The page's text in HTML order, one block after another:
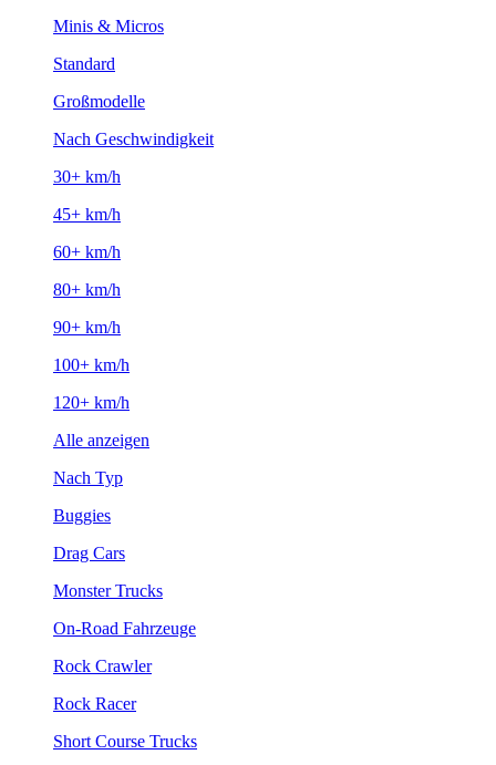
Minis & Micros
Standard
Großmodelle
Nach Geschwindigkeit
30+ km/h
45+ km/h
60+ km/h
80+ km/h
90+ km/h
100+ km/h
120+ km/h
Alle anzeigen
Nach Typ
Buggies
Drag Cars
Monster Trucks
On-Road Fahrzeuge
Rock Crawler
Rock Racer
Short Course Trucks